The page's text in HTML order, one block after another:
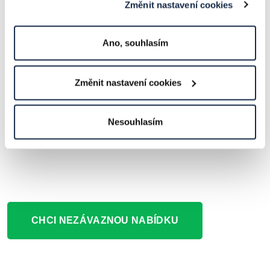
Změnit nastavení cookies
Ano, souhlasím
Změnit nastavení cookies
Nesouhlasím
vypracujeme postup s konkrétními kroky a
aby vše bylo v souladu se zákonem o
NIS2.
Proškolíme vaše zaměstnance, aby
nedocházelo k rizikovým situacím, a
CHCI NEZÁVAZNOU NABÍDKU